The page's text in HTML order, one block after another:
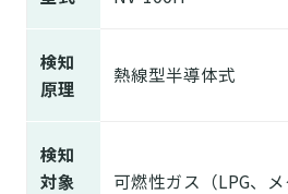
検知
原理
熱線型半導体式
検知
対象
可燃性ガス（LPG、メ